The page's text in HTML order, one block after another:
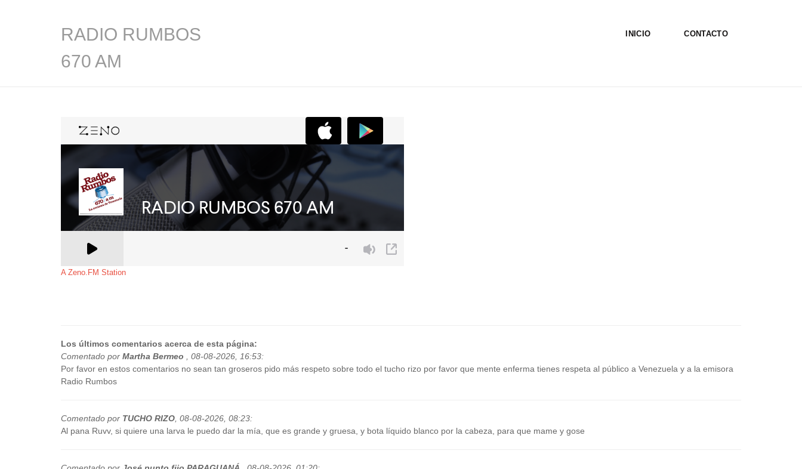
RADIO RUMBOS
670 AM
INICIO CONTACTO
A Zeno.FM Station
Los últimos comentarios acerca de esta página:
Comentado por Martha Bermeo 08-08-2026, 16:53:
Por favor en estos comentarios no sean tan groseros pido más respeto sobre todo el tucho rizo por favor que mente enferma tienes respeta al público a Venezuela y a la emisora
Radio Rumbos
Comentado por TUCHO RIZO 08-08-2026, 08:23:
Al pana Ruvv, si quiere una larva le puedo dar la mía, que es grande y gruesa, y bota líquido blanco por la cabeza, para que mame y gose